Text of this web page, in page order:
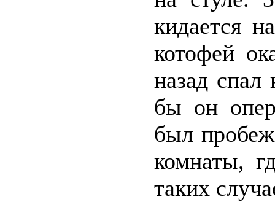
кидается
котофей
назад спал
бы он
был
комнаты,
таких